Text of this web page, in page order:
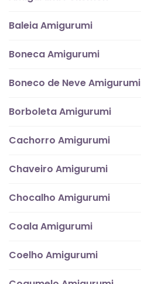
Baleia Amigurumi
Boneca Amigurumi
Boneco de Neve Amigurumi
Borboleta Amigurumi
Cachorro Amigurumi
Chaveiro Amigurumi
Chocalho Amigurumi
Coala Amigurumi
Coelho Amigurumi